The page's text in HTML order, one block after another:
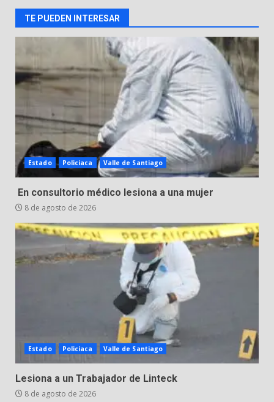
3
Aprender jugando también salva
vidas.
8 de agosto de 2026
4
Incendio en taller mecánico de
Puerto de Águila:
7 de agosto de 2026
5
Inauguran la Galería Historia y
Arte en Cartonería
Valle de Santiago refuerza
seguridad con nuevas unidades
7 de agosto de 2026
7
Los Pastores: tradición que
resiste al paso del tiempo
6 de agosto de 2026
TE PUEDEN INTERESAR
Estado Policiaca Valle de Santiago
En consultorio médico lesiona a una mujer
8 de agosto de 2026
Estado Policiaca Valle de Santiago
Lesiona a un Trabajador de Linteck
8 de agosto de 2026